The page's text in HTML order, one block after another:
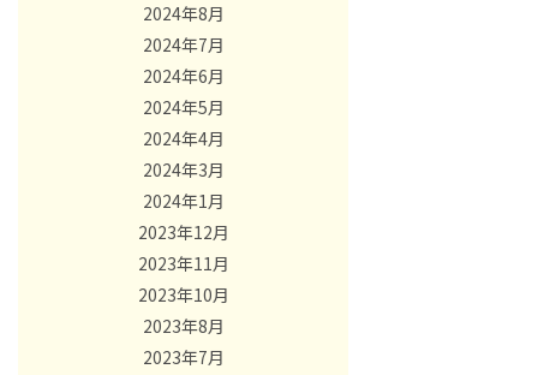
2024年8月
2024年7月
2024年6月
2024年5月
2024年4月
2024年3月
2024年1月
2023年12月
2023年11月
2023年10月
2023年8月
2023年7月